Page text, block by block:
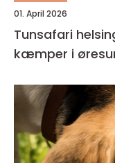
01. April 2026
Tunsafari helsingør tæt på
kæmper i